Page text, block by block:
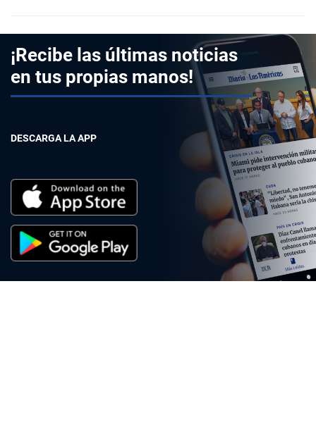
¡Recibe las últimas noticias
en tus propias manos!
DESCARGA LA APP